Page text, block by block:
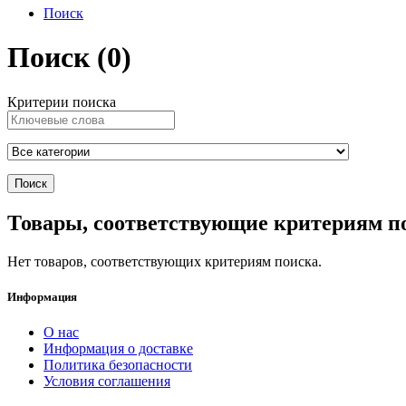
Поиск
Поиск (0)
Критерии поиска
Товары, соответствующие критериям
Нет товаров, соответствующих критериям поиска.
Информация
О нас
Информация о доставке
Политика безопасности
Условия соглашения